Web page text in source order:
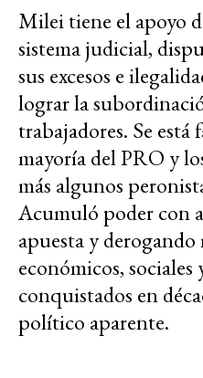
Milei tiene el apoyo
sistema judicial,
sus excesos e
lograr la
trabajadores. Se está
mayoría del PRO y
más algunos
Acumuló poder con
apuesta y derogando
económicos,
conquistados en
político aparente.